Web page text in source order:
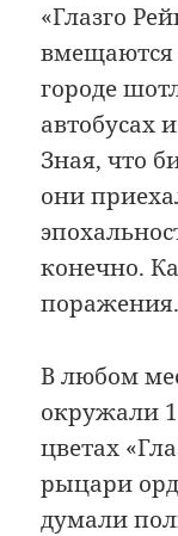
«Глазго
вмещаются
городе
автобусах
Зная, что
они
конечно.
поражения.
В любом
окружали
цветах
рыцари
думали